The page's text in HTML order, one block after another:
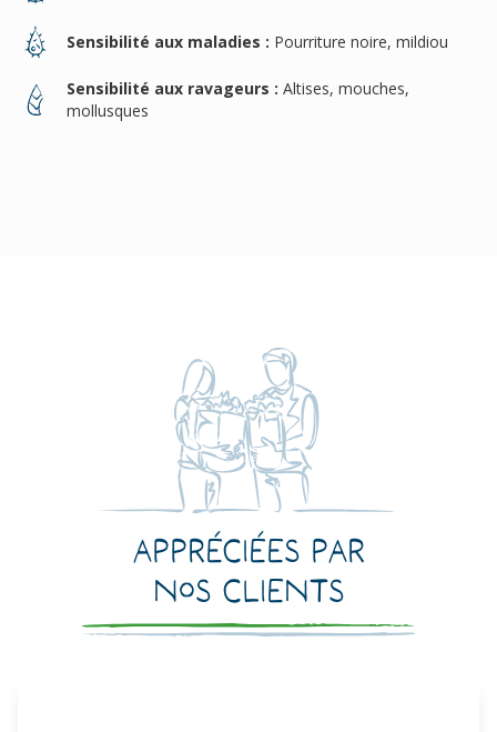
Sensibilité aux maladies : Pourriture noire, mildiou
Sensibilité aux ravageurs : Altises, mouches,
mollusques
Appréciées par
nos clients